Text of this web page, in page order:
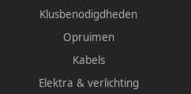
Klusbenodigdheden
Opruimen
Kabels
Elektra & verlichting